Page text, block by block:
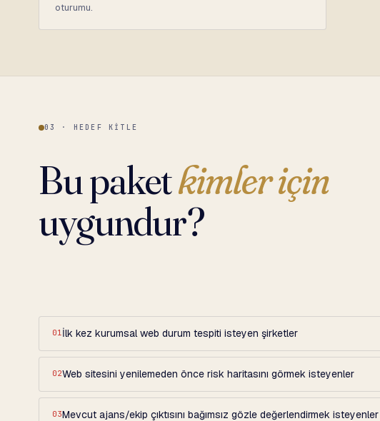
oturumu.
03 · HEDEF KITLE
Bu paketkimler için
uygundur?
01 İlk kez kurumsal web durum tespiti isteyen şirketler
02Web sitesini yenilemeden önce risk haritasını görmek isteyenler
03Mevcut ajans/ekip çıktısını bağımsız gözle değerlendirmek isteyenler